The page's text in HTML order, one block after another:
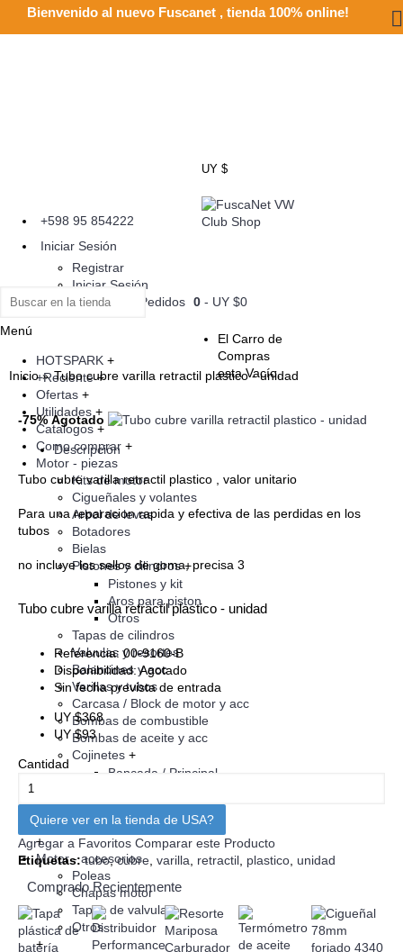
Bienvenido al nuevo Fuscanet , tienda 100% online!
UY $
+598 95 854222
Iniciar Sesión
Registrar
Iniciar Sesión
Historial de Pedidos 0- UY $0
El Carro de
Compras
esta Vacío.
Menú
HOTSPARK +
+Reciente +
Ofertas +
Utilidades +
Catalogos +
Como comprar +
Motor - piezas
Kits de motor
Cigueñales y volantes
Arbol de levas
Botadores
Bielas
Pistones y cilindros+
Pistones y kit
Aros para piston
Otros
Tapas de cilindros
Valvulas y resortes
Balancines y acc
Varillas y tubos
Carcasa / Block de motor y acc
Bombas de combustible
Bombas de aceite y acc
Cojinetes +
Bancada / Principal
Arbol / Eje de levas
Otros
+
Motor - accesorios
Poleas
Chapas motor
Tapas de valvulas
Otros
+
Inicio Tubo cubre varilla retractil plastico - unidad
-75% Agotado
Descripción
Tubo cubre varilla retractil plastico , valor unitario
Para una reparacion rapida y efectiva de las perdidas en los
tubos
no incluye los sellos de goma, precisa 3
Tubo cubre varilla retractil plastico - unidad
Referencia:00-9160-B
Disponibilidad:Agotado
Sin fecha prevista de entrada
UY $368
UY $93
Cantidad
Quiere ver en la tienda de USA?
Agregar a Favoritos Comparar este Producto
Etiquetas: tubo,cubre varilla retractil plastico unidad
Comprado Recientemente